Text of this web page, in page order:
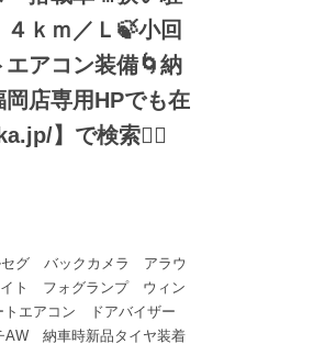
ｋｍ／Ｌ🍃小回
アコン装備🌀納
店専用HPでも在
】で検索🕵️‍♂️
グ バックカメラ アラウ
ト フォグランプ ウィン
トエアコン ドアバイザー
納車時新品タイヤ装着